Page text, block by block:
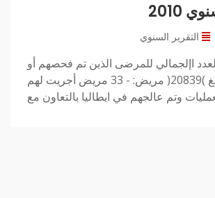
2010
التقرير السنوي
اإلجمالي للمرضى الذين تم فحصهم أو
عالجهم بلغ )20839( مريض: - 33 مريض أجريت لهم
وتم عالجهم في ايطاليا بالتعاون مع